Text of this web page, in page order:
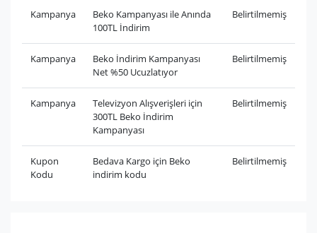
Kampanya
Beko Kampanyası ile Anında
100TL İndirim
Belirtilmemiş
Kampanya
Beko İndirim Kampanyası
Net %50 Ucuzlatıyor
Belirtilmemiş
Kampanya
Televizyon Alışverişleri için
300TL Beko İndirim
Kampanyası
Belirtilmemiş
Kupon
Kodu
Bedava Kargo için Beko
indirim kodu
Belirtilmemiş